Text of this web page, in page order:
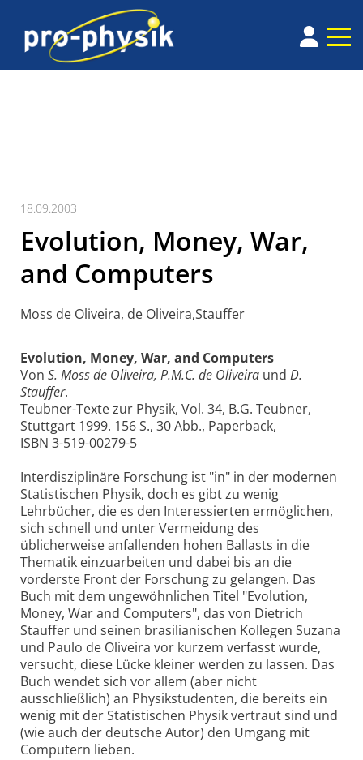
18.09.2003
Evolution, Money, War,
and Computers
Moss de Oliveira, de Oliveira,Stauffer
Evolution, Money, War, and Computers
Von S. Moss de Oliveira, P.M.C. de Oliveira und D.
Stauffer.
Teubner-Texte zur Physik, Vol. 34, B.G. Teubner,
Stuttgart 1999. 156 S., 30 Abb., Paperback,
ISBN 3-519-00279-5
Interdisziplinäre Forschung ist "in" in der modernen
Statistischen Physik, doch es gibt zu wenig
Lehrbücher, die es den Interessierten ermöglichen,
sich schnell und unter Vermeidung des
üblicherweise anfallenden hohen Ballasts in die
Thematik einzuarbeiten und dabei bis an die
vorderste Front der Forschung zu gelangen. Das
Buch mit dem ungewöhnlichen Titel "Evolution,
Money, War and Computers", das von Dietrich
Stauffer und seinen brasilianischen Kollegen Suzana
und Paulo de Oliveira vor kurzem verfasst wurde,
versucht, diese Lücke kleiner werden zu lassen. Das
Buch wendet sich vor allem (aber nicht
ausschließlich) an Physikstudenten, die bereits ein
wenig mit der Statistischen Physik vertraut sind und
(wie auch der deutsche Autor) den Umgang mit
Computern lieben.